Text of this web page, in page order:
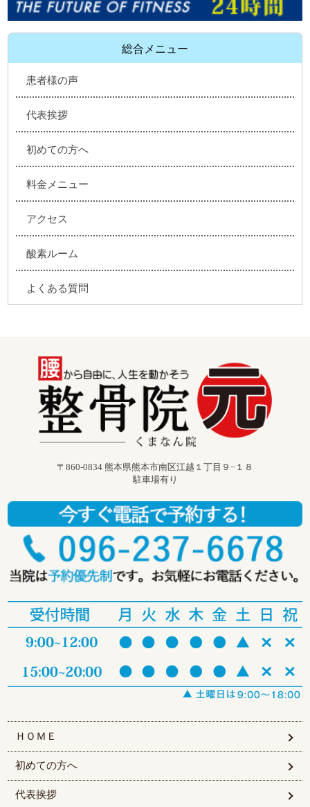
総合メニュー
患者様の声
代表挨拶
初めての方へ
料金メニュー
アクセス
酸素ルーム
よくある質問
〒860-0834 熊本県熊本市南区江越１丁目９−１８
駐車場有り
ＨＯＭＥ
初めての方へ
代表挨拶